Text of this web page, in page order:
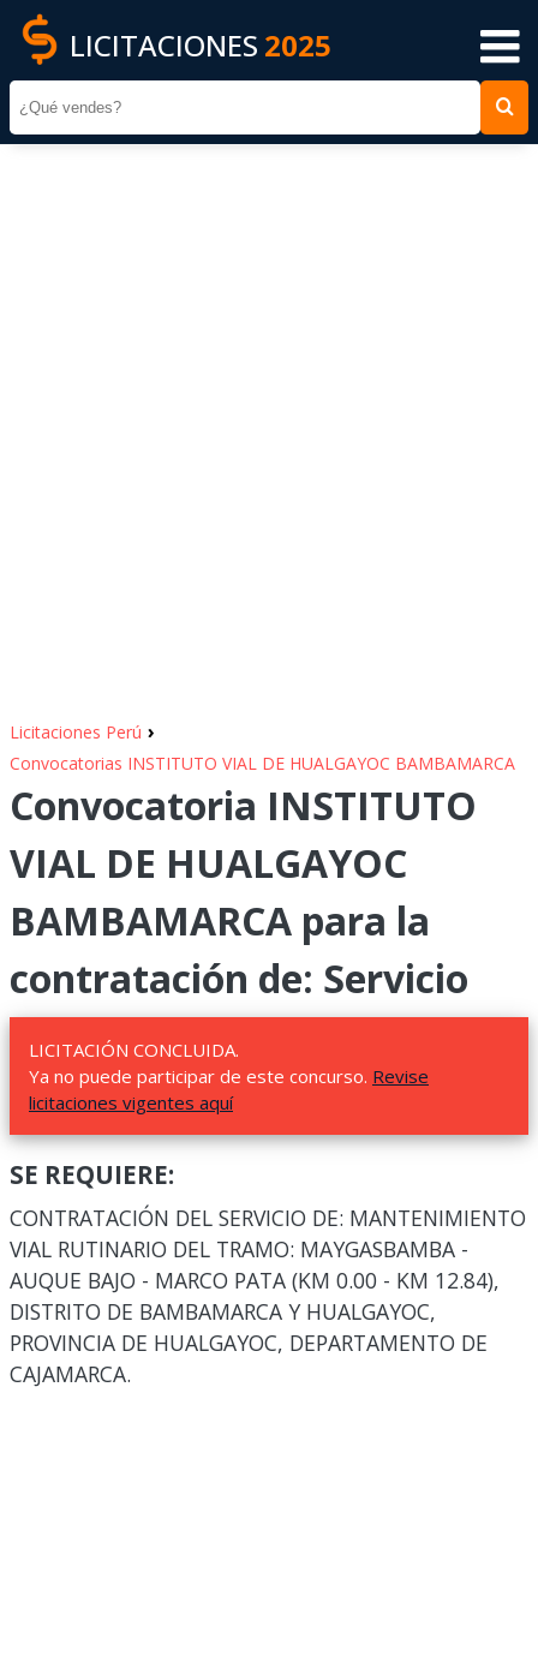
LICITACIONES 2025
Licitaciones Perú ›
Convocatorias INSTITUTO VIAL DE HUALGAYOC BAMBAMARCA
Convocatoria INSTITUTO
VIAL DE HUALGAYOC
BAMBAMARCA para la
contratación de: Servicio
LICITACIÓN CONCLUIDA.
Ya no puede participar de este concurso. Revise
licitaciones vigentes aquí
SE REQUIERE:
CONTRATACIÓN DEL SERVICIO DE: MANTENIMIENTO
VIAL RUTINARIO DEL TRAMO: MAYGASBAMBA -
AUQUE BAJO - MARCO PATA (KM 0.00 - KM 12.84),
DISTRITO DE BAMBAMARCA Y HUALGAYOC,
PROVINCIA DE HUALGAYOC, DEPARTAMENTO DE
CAJAMARCA.